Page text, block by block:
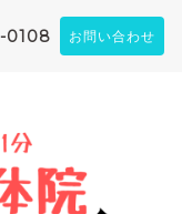
0108 お問い合わせ